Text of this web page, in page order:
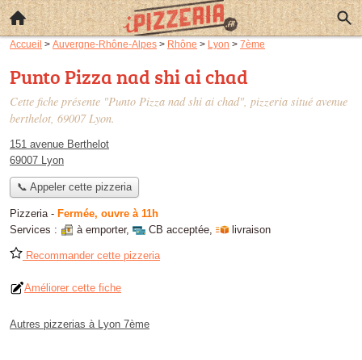
Accueil > Auvergne-Rhône-Alpes > Rhône > Lyon > 7ème
Punto Pizza nad shi ai chad
Cette fiche présente "Punto Pizza nad shi ai chad", pizzeria situé avenue
berthelot, 69007 Lyon.
151 avenue Berthelot
69007 Lyon
📞 Appeler cette pizzeria
Pizzeria- Fermée, ouvre à 11h
Services :
à emporter, CB acceptée, livraison
Recommander cette pizzeria
Améliorer cette fiche
Autres pizzerias à Lyon 7ème